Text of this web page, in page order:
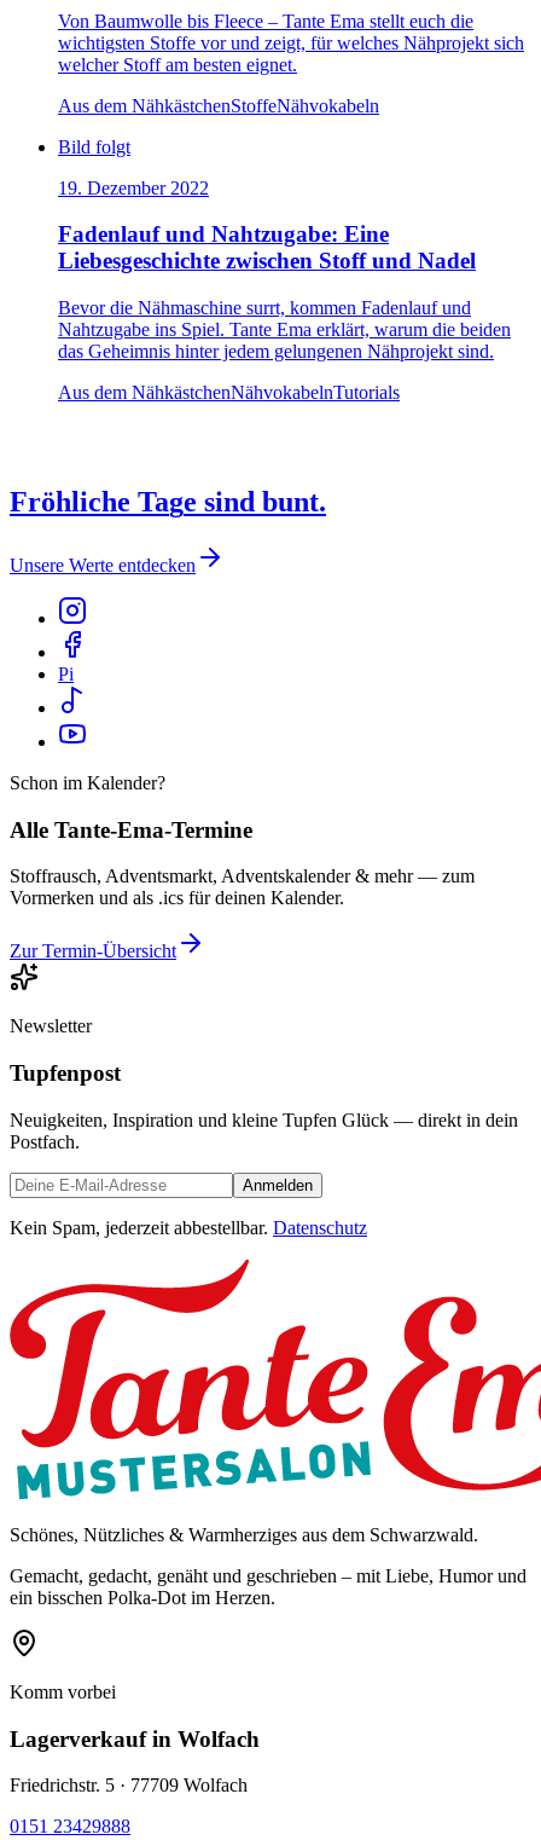
Von Baumwolle bis Fleece – Tante Ema stellt euch die
wichtigsten Stoffe vor und zeigt, für welches Nähprojekt sich
welcher Stoff am besten eignet.
Aus dem NähkästchenStoffeNähvokabeln
Bild folgt
19. Dezember 2022
Fadenlauf und Nahtzugabe: Eine
Liebesgeschichte zwischen Stoff und Nadel
Bevor die Nähmaschine surrt, kommen Fadenlauf und
Nahtzugabe ins Spiel. Tante Ema erklärt, warum die beiden
das Geheimnis hinter jedem gelungenen Nähprojekt sind.
Aus dem NähkästchenNähvokabelnTutorials
Fröhliche Tage sind bunt.
Unsere Werte entdecken
Pi
Schon im Kalender?
Alle Tante-Ema-Termine
Stoffrausch, Adventsmarkt, Adventskalender & mehr — zum
Vormerken und als .ics für deinen Kalender.
Zur Termin-Übersicht
Newsletter
Tupfenpost
Neuigkeiten, Inspiration und kleine Tupfen Glück — direkt in dein
Postfach.
Anmelden
Kein Spam, jederzeit abbestellbar. Datenschutz
Schönes, Nützliches & Warmherziges aus dem Schwarzwald.
Gemacht, gedacht, genäht und geschrieben – mit Liebe, Humor und
ein bisschen Polka-Dot im Herzen.
Komm vorbei
Lagerverkaufin Wolfach
Friedrichstr. 5 · 77709 Wolfach
0151 23429888